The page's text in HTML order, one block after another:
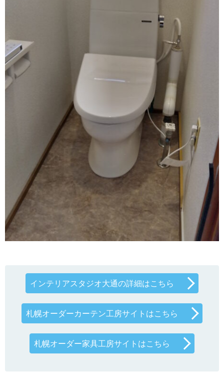
インテリアスタジオ大通の詳細はこちら
札幌オーダーカーテン工房サイトはこちら
札幌オーダー家具工房サイトはこちら